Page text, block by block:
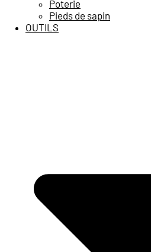
Poterie
Pieds de sapin
OUTILS